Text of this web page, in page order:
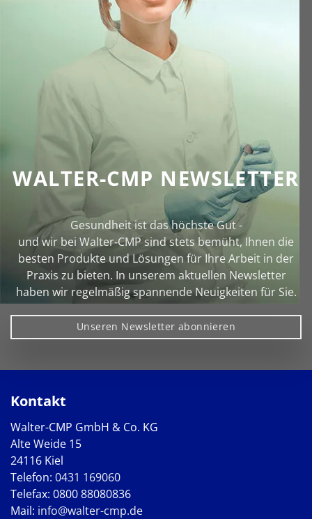
WALTER-CMP NEWSLETTER
Gesundheit ist das höchste Gut -
und wir bei Walter‑CMP sind stets bemüht, Ihnen die
besten Produkte und Lösungen für Ihre Arbeit in der
Praxis zu bieten. In unserem aktuellen Newsletter
haben wir regelmäßig spannende Neuigkeiten für Sie.
Unseren Newsletter abonnieren
Kontakt
Walter-CMP GmbH & Co. KG
Alte Weide 15
24116 Kiel
Telefon: 0431 169060
Telefax: 0800 88080836
Mail: info@walter-cmp.de